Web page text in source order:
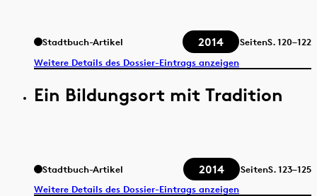
Stadtbuch-Artikel 2014 SeitenS.120–122
Weitere Details des Dossier-Eintrags anzeigen
Ein Bildungsort mit Tradition
Stadtbuch-Artikel 2014 SeitenS.123–125
Weitere Details des Dossier-Eintrags anzeigen